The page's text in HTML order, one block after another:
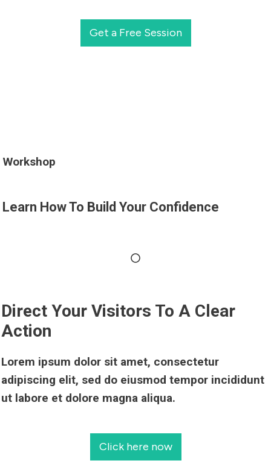
Get a Free Session
Workshop
Learn How To Build Your Confidence
Direct Your Visitors To A Clear
Action
Lorem ipsum dolor sit amet, consectetur
adipiscing elit, sed do eiusmod tempor incididunt
ut labore et dolore magna aliqua.
Click here now